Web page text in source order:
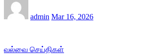
admin Mar 16, 2026
வல்வை செய்திகள்